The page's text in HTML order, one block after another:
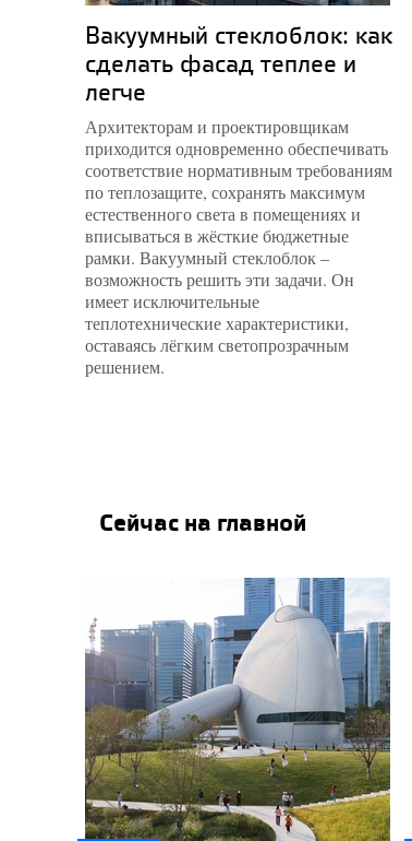
Вакуумный стеклоблок: как
сделать фасад теплее и
легче
Архитекторам и проектировщикам
приходится одновременно обеспечивать
соответствие нормативным требованиям
по теплозащите, сохранять максимум
естественного света в помещениях и
вписываться в жёсткие бюджетные
рамки. Вакуумный стеклоблок –
возможность решить эти задачи. Он
имеет исключительные
теплотехнические характеристики,
оставаясь лёгким светопрозрачным
решением.
Сейчас на главной